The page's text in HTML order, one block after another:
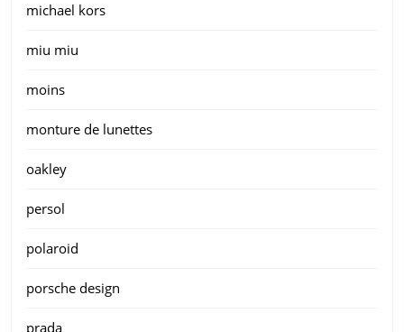
michael kors
miu miu
moins
monture de lunettes
oakley
persol
polaroid
porsche design
prada